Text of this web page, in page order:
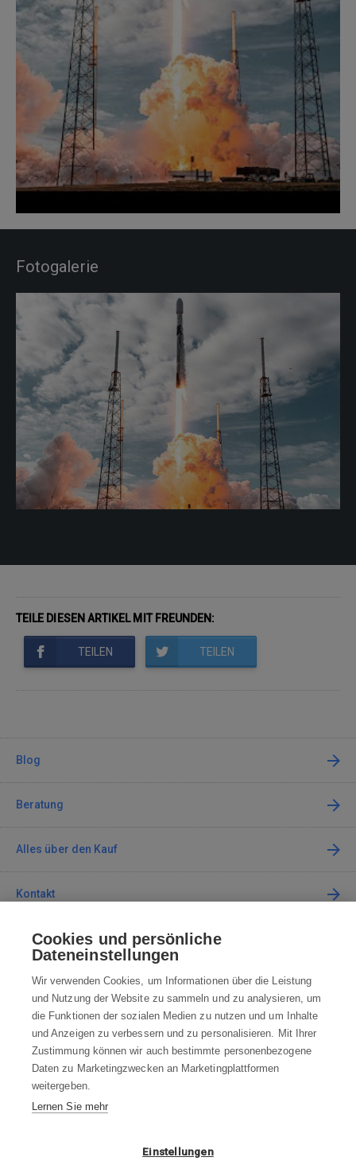
Fotogalerie
TEILE DIESEN ARTIKEL MIT FREUNDEN:
TEILEN TEILEN
Blog
Beratung
Alles über den Kauf
Kontakt
Kontaktieren Sie uns
info@robotworld.at
+49 25 197 159 962 Mo-Fr 8:00—16:00 Uhr
ALLE KONTAKTE
WIDERRUFSBELEHRUNG
DATENSCHUTZERKLÄRUNG
Cookies und persönliche
Dateneinstellungen
Wir verwenden Cookies, um Informationen über die Leistung
und Nutzung der Website zu sammeln und zu analysieren, um
die Funktionen der sozialen Medien zu nutzen und um Inhalte
und Anzeigen zu verbessern und zu personalisieren. Mit Ihrer
Zustimmung können wir auch bestimmte personenbezogene
Daten zu Marketingzwecken an Marketingplattformen
weitergeben.
Lernen Sie mehr
Einstellungen